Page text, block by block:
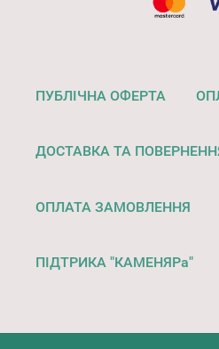
ПУБЛІЧНА ОФЕРТА
ДОСТАВКА ТА
ОПЛАТА ЗАМОВЛЕННЯ
ПІДТРИКА "КАМЕНЯРа"